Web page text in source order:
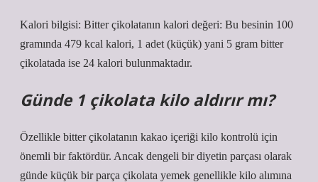
Kalori bilgisi: Bitter çikolatanın kalori değeri: Bu besinin 100
gramında 479 kcal kalori, 1 adet (küçük) yani 5 gram bitter
çikolatada ise 24 kalori bulunmaktadır.
Günde 1 çikolata kilo aldırır mı?
Özellikle bitter çikolatanın kakao içeriği kilo kontrolü için
önemli bir faktördür. Ancak dengeli bir diyetin parçası olarak
günde küçük bir parça çikolata yemek genellikle kilo alımına